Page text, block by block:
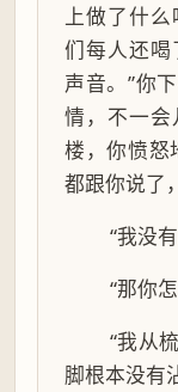
上做了什
们每人还
声音。”你
情，不一
楼，你愤怒
都跟你说了
“我没
“那你
“我从
脚根本没有